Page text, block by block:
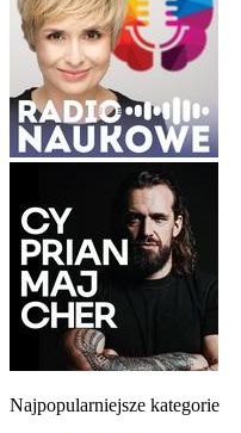
Najpopularniejsze kategorie